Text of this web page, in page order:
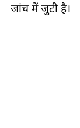
जांच में जुटी है।